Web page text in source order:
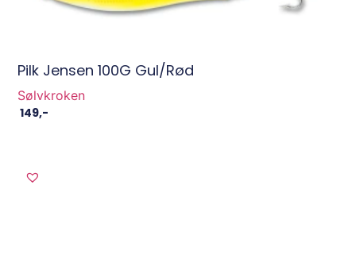
Pilk Jensen 100G Gul/Rød
Sølvkroken
149,-